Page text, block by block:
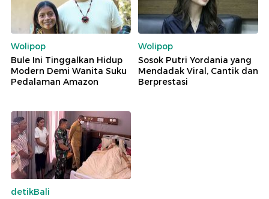
Wolipop
Bule Ini Tinggalkan Hidup
Modern Demi Wanita Suku
Pedalaman Amazon
Wolipop
Sosok Putri Yordania yang
Mendadak Viral, Cantik dan
Berprestasi
detikBali